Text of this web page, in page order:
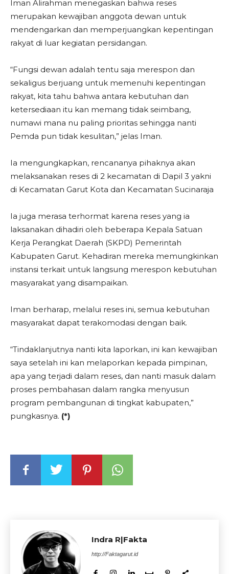
Iman Alirahman menegaskan bahwa reses
merupakan kewajiban anggota dewan untuk
mendengarkan dan memperjuangkan kepentingan
rakyat di luar kegiatan persidangan.
“Fungsi dewan adalah tentu saja merespon dan
sekaligus berjuang untuk memenuhi kepentingan
rakyat, kita tahu bahwa antara kebutuhan dan
ketersediaan itu kan memang tidak seimbang,
numawi mana nu paling prioritas sehingga nanti
Pemda pun tidak kesulitan,” jelas Iman.
Ia mengungkapkan, rencananya pihaknya akan
melaksanakan reses di 2 kecamatan di Dapil 3 yakni
di Kecamatan Garut Kota dan Kecamatan Sucinaraja
Ia juga merasa terhormat karena reses yang ia
laksanakan dihadiri oleh beberapa Kepala Satuan
Kerja Perangkat Daerah (SKPD) Pemerintah
Kabupaten Garut. Kehadiran mereka memungkinkan
instansi terkait untuk langsung merespon kebutuhan
masyarakat yang disampaikan.
Iman berharap, melalui reses ini, semua kebutuhan
masyarakat dapat terakomodasi dengan baik.
“Tindaklanjutnya nanti kita laporkan, ini kan kewajiban
saya setelah ini kan melaporkan kepada pimpinan,
apa yang terjadi dalam reses, dan nanti masuk dalam
proses pembahasan dalam rangka menyusun
program pembangunan di tingkat kabupaten,”
pungkasnya. (*)
Indra R|Fakta
http://Faktagarut.id